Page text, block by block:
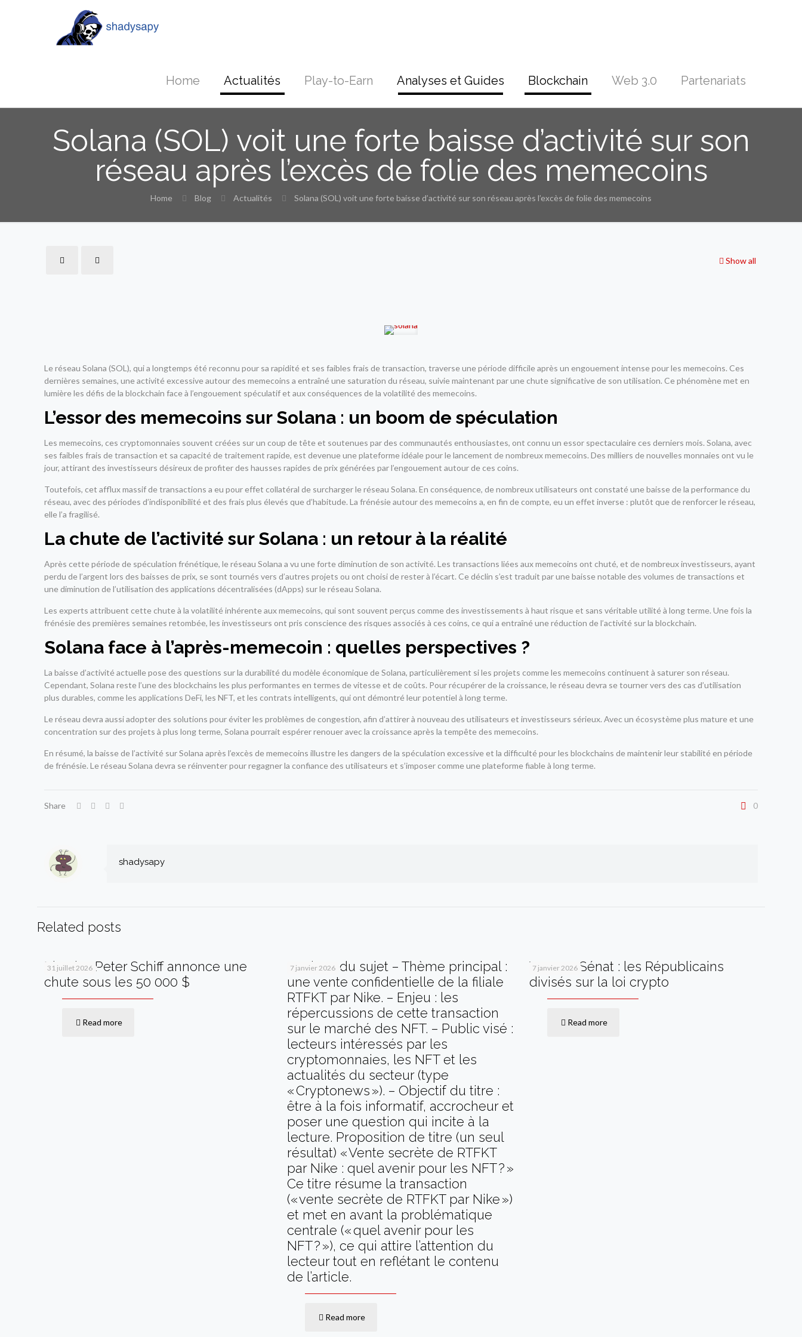
Home Actualités Play-to-Earn Analyses et Guides Blockchain Web 3.0 Partenariats
Solana (SOL) voit une forte baisse d’activité sur son
réseau après l’excès de folie des memecoins
Home Blog Actualités Solana (SOL) voit une forte baisse d’activité sur son réseau après l’excès de folie des memecoins
Show all
Le réseau Solana (SOL), qui a longtemps été reconnu pour sa rapidité et ses faibles frais de transaction, traverse une période difficile après un engouement intense pour les memecoins. Ces
dernières semaines, une activité excessive autour des memecoins a entraîné une saturation du réseau, suivie maintenant par une chute significative de son utilisation. Ce phénomène met en
lumière les défis de la blockchain face à l’engouement spéculatif et aux conséquences de la volatilité des memecoins.
L’essor des memecoins sur Solana : un boom de spéculation
Les memecoins, ces cryptomonnaies souvent créées sur un coup de tête et soutenues par des communautés enthousiastes, ont connu un essor spectaculaire ces derniers mois. Solana, avec
ses faibles frais de transaction et sa capacité de traitement rapide, est devenue une plateforme idéale pour le lancement de nombreux memecoins. Des milliers de nouvelles monnaies ont vu le
jour, attirant des investisseurs désireux de profiter des hausses rapides de prix générées par l’engouement autour de ces coins.
Toutefois, cet afflux massif de transactions a eu pour effet collatéral de surcharger le réseau Solana. En conséquence, de nombreux utilisateurs ont constaté une baisse de la performance du
réseau, avec des périodes d’indisponibilité et des frais plus élevés que d’habitude. La frénésie autour des memecoins a, en fin de compte, eu un effet inverse : plutôt que de renforcer le réseau,
elle l’a fragilisé.
La chute de l’activité sur Solana : un retour à la réalité
Après cette période de spéculation frénétique, le réseau Solana a vu une forte diminution de son activité. Les transactions liées aux memecoins ont chuté, et de nombreux investisseurs, ayant
perdu de l’argent lors des baisses de prix, se sont tournés vers d’autres projets ou ont choisi de rester à l’écart. Ce déclin s’est traduit par une baisse notable des volumes de transactions et
une diminution de l’utilisation des applications décentralisées (dApps) sur le réseau Solana.
Les experts attribuent cette chute à la volatilité inhérente aux memecoins, qui sont souvent perçus comme des investissements à haut risque et sans véritable utilité à long terme. Une fois la
frénésie des premières semaines retombée, les investisseurs ont pris conscience des risques associés à ces coins, ce qui a entraîné une réduction de l’activité sur la blockchain.
Solana face à l’après-memecoin : quelles perspectives ?
La baisse d’activité actuelle pose des questions sur la durabilité du modèle économique de Solana, particulièrement si les projets comme les memecoins continuent à saturer son réseau.
Cependant, Solana reste l’une des blockchains les plus performantes en termes de vitesse et de coûts. Pour récupérer de la croissance, le réseau devra se tourner vers des cas d’utilisation
plus durables, comme les applications DeFi, les NFT, et les contrats intelligents, qui ont démontré leur potentiel à long terme.
Le réseau devra aussi adopter des solutions pour éviter les problèmes de congestion, afin d’attirer à nouveau des utilisateurs et investisseurs sérieux. Avec un écosystème plus mature et une
concentration sur des projets à plus long terme, Solana pourrait espérer renouer avec la croissance après la tempête des memecoins.
En résumé, la baisse de l’activité sur Solana après l’excès de memecoins illustre les dangers de la spéculation excessive et la difficulté pour les blockchains de maintenir leur stabilité en période
de frénésie. Le réseau Solana devra se réinventer pour regagner la confiance des utilisateurs et s’imposer comme une plateforme fiable à long terme.
Share 0
shadysapy
Related posts
31 juillet 2026
Bitcoin : Peter Schiff annonce une
chute sous les 50 000 $
Read more
7 janvier 2026
Analyse du sujet – Thème principal :
une vente confidentielle de la filiale
RTFKT par Nike. – Enjeu : les
répercussions de cette transaction
sur le marché des NFT. – Public visé :
lecteurs intéressés par les
cryptomonnaies, les NFT et les
actualités du secteur (type
« Cryptonews »). – Objectif du titre :
être à la fois informatif, accrocheur et
poser une question qui incite à la
lecture. Proposition de titre (un seul
résultat) « Vente secrète de RTFKT
par Nike : quel avenir pour les NFT ? »
Ce titre résume la transaction
(« vente secrète de RTFKT par Nike »)
et met en avant la problématique
centrale (« quel avenir pour les
NFT ? »), ce qui attire l’attention du
lecteur tout en reflétant le contenu
de l’article.
Read more
7 janvier 2026
Vote au Sénat : les Républicains
divisés sur la loi crypto
Read more